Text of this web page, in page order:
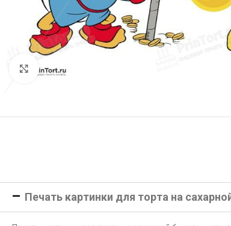
Нажмите, чтобы увеличить изображение
Печать картинки для торта на